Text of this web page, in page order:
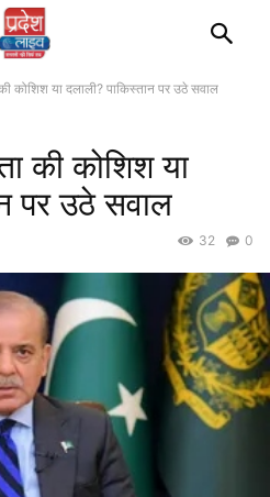
कोशिश या दलाली? पाकिस्तान पर उठे सवाल
की कोशिश या
पर उठे सवाल
0
32